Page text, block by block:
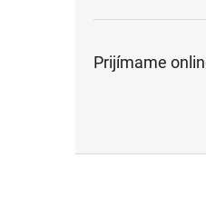
Prijímame